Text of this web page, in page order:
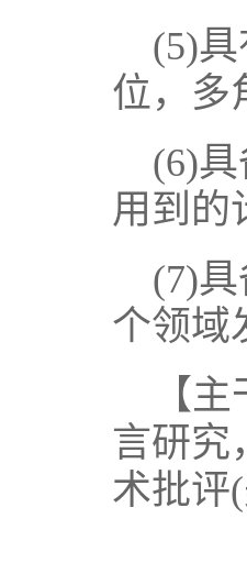
(5)
位，多
(6)
用到的
(7)
个领域
【
言研究
术批评